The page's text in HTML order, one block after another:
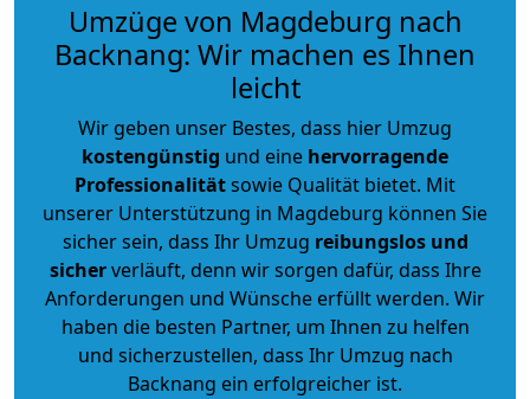
Umzüge von Magdeburg nach
Backnang: Wir machen es Ihnen
leicht
Wir geben unser Bestes, dass hier Umzug
kostengünstig und eine hervorragende
Professionalitätsowie Qualität bietet. Mit
unserer Unterstützung in Magdeburg können Sie
sicher sein, dass Ihr Umzug reibungslos und
sicherverläuft, denn wir sorgen dafür, dass Ihre
Anforderungen und Wünsche erfüllt werden. Wir
haben die besten Partner, um Ihnen zu helfen
und sicherzustellen, dass Ihr Umzug nach
Backnang ein erfolgreicher ist.